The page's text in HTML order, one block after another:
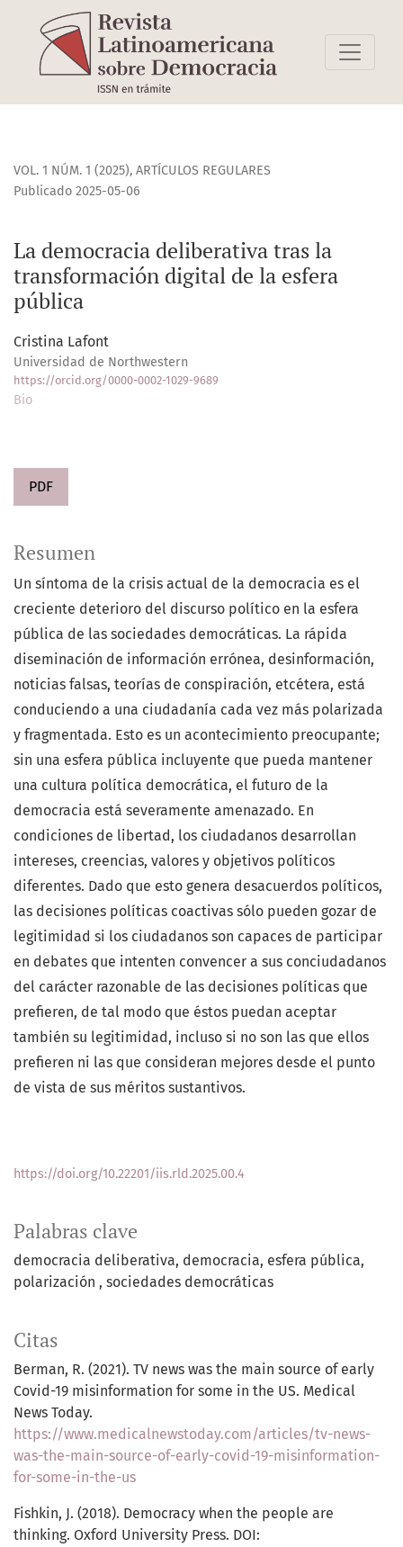
La democracia deliberativa tras la transformación digital
VOL. 1 NÚM. 1 (2025), ARTÍCULOS REGULARES
La democracia deliberativa tras la
transformación digital de la esfera
pública
Publicado 2025-05-06
Cristina Lafont
Universidad de Northwestern
https://orcid.org/0000-0002-1029-9689
Bio
PDF
Palabras clave
democracia deliberativa democracia esfera pública
polarización
sociedades democráticas
Resumen
Un síntoma de la crisis actual de la democracia es el
creciente deterioro del discurso político en la esfera
pública de las sociedades democráticas. La rápida
diseminación de información errónea, desinformación,
noticias falsas, teorías de conspiración, etcétera, está
conduciendo a una ciudadanía cada vez más polarizada
y fragmentada. Esto es un acontecimiento preocupante;
sin una esfera pública incluyente que pueda mantener
una cultura política democrática, el futuro de la
democracia está severamente amenazado. En
condiciones de libertad, los ciudadanos desarrollan
intereses, creencias, valores y objetivos políticos
diferentes. Dado que esto genera desacuerdos políticos,
las decisiones políticas coactivas sólo pueden gozar de
legitimidad si los ciudadanos son capaces de participar
en debates que intenten convencer a sus conciudadanos
del carácter razonable de las decisiones políticas que
prefieren, de tal modo que éstos puedan aceptar
también su legitimidad, incluso si no son las que ellos
prefieren ni las que consideran mejores desde el punto
de vista de sus méritos sustantivos.
https://doi.org/10.22201/iis.rld.2025.00.4
Citas
Berman, R. (2021). TV news was the main source of early
Covid-19 misinformation for some in the US. Medical
News Today.
https://www.medicalnewstoday.com/articles/tv-news-
was-the-main-source-of-early-covid-19-misinformation-
for-some-in-the-us
Fishkin, J. (2018). Democracy when the people are
thinking. Oxford University Press. DOI: